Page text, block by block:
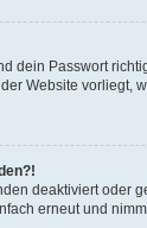
dein Passwort
Website vorliegt,
deaktiviert
erneut und